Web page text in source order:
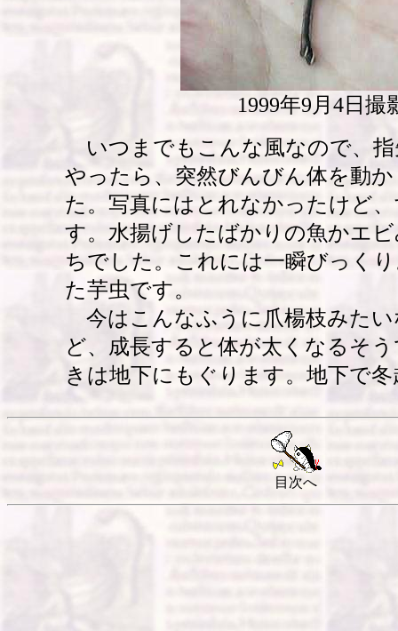
1999年9月4日撮
いつまでもこんな風なので、
やったら、突然びんびん体を動
た。写真にはとれなかったけど
す。水揚げしたばかりの魚かエ
ちでした。これには一瞬びっく
た芋虫です。
今はこんなふうに爪楊枝みた
ど、成長すると体が太くなるそ
きは地下にもぐります。地下で
目次へ